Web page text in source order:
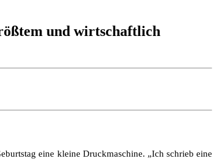
und wirtschaftlich
eine kleine Druckmaschine. „Ich schrieb eine